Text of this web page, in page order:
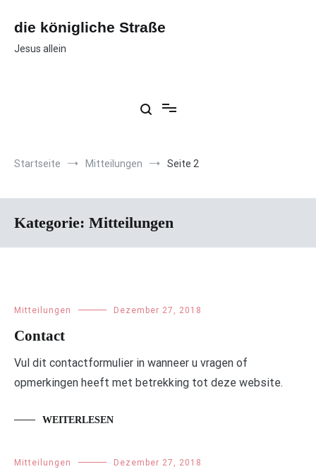
Inhalt
springen
die königliche Straße
Jesus allein
Startseite Mitteilungen Seite 2
Kategorie: Mitteilungen
Mitteilungen Dezember 27, 2018
Contact
Vul dit contactformulier in wanneer u vragen of
opmerkingen heeft met betrekking tot deze website.
WEITERLESEN
Mitteilungen Dezember 27, 2018